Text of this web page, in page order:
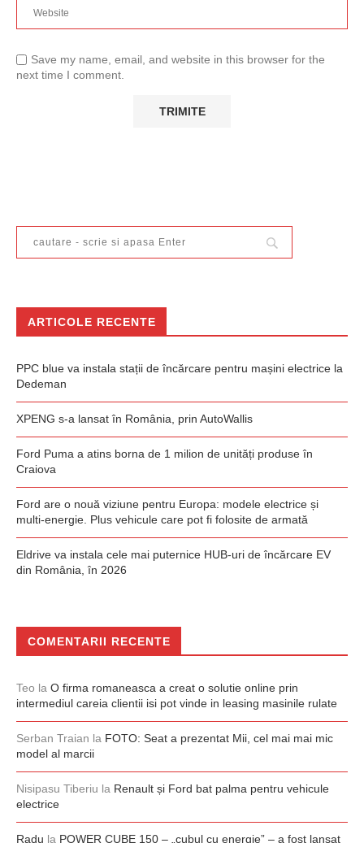
Save my name, email, and website in this browser for the
next time I comment.
ARTICOLE RECENTE
PPC blue va instala stații de încărcare pentru mașini electrice la
Dedeman
XPENG s-a lansat în România, prin AutoWallis
Ford Puma a atins borna de 1 milion de unități produse în
Craiova
Ford are o nouă viziune pentru Europa: modele electrice și
multi-energie. Plus vehicule care pot fi folosite de armată
Eldrive va instala cele mai puternice HUB-uri de încărcare EV
din România, în 2026
COMENTARII RECENTE
Teo la O firma romaneasca a creat o solutie online prin
intermediul careia clientii isi pot vinde in leasing masinile rulate
Serban Traian la FOTO: Seat a prezentat Mii, cel mai mai mic
model al marcii
Nisipasu Tiberiu la Renault și Ford bat palma pentru vehicule
electrice
Radu la POWER CUBE 150 – „cubul cu energie” – a fost lansat